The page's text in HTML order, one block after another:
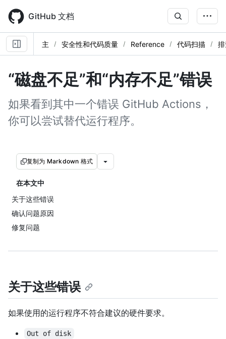
main
content
GitHub 文档
主 安全性和代码质量 Reference 代码扫描
“磁盘不足”和“内存不足”错误
如果看到其中一个错误 GitHub Actions，
你可以尝试替代运行程序。
复制为 Markdown 格式
在本文中
关于这些错误
确认问题原因
修复问题
关于这些错误
如果使用的运行程序不符合建议的硬件要求。
Out of disk